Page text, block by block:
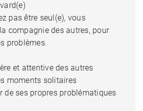
pas être seul(e), vous
compagnie des autres, pour
problèmes.
et attentive des autres
moments solitaires
de ses propres problématiques